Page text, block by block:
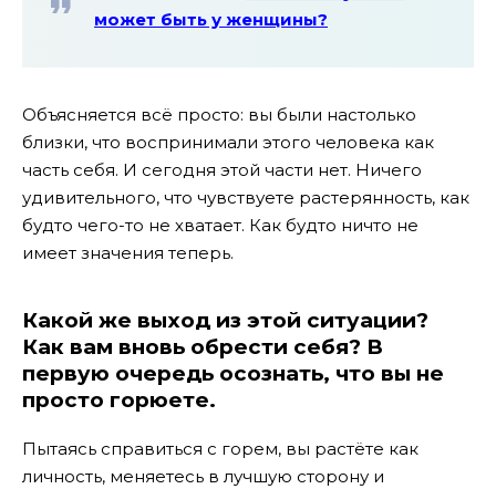
может быть у женщины?
Объясняется всё просто: вы были настолько
близки, что воспринимали этого человека как
часть себя. И сегодня этой части нет. Ничего
удивительного, что чувствуете растерянность, как
будто чего-то не хватает. Как будто ничто не
имеет значения теперь.
Какой же выход из этой ситуации?
Как вам вновь обрести себя? В
первую очередь осознать, что вы не
просто горюете.
Пытаясь справиться с горем, вы растёте как
личность, меняетесь в лучшую сторону и